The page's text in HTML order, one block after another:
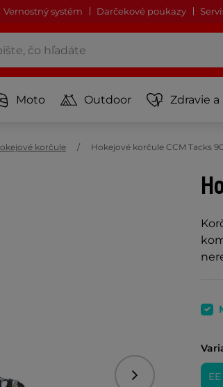
Vernostný systém Darčekové poukazy
Moto Outdoor Zdravie a
korčule Hokejové korčule CCM Tacks
Nasledujúce